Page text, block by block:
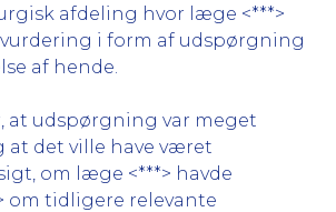
afdeling hvor læge <***>
i form af udspørgning
af hende.
at udspørgning var meget
at det ville have været
om læge <***> havde
om tidligere relevante